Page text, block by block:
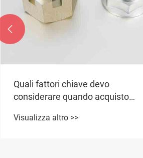
Quali fattori chiave devo
considerare quando acquisto
Visualizza altro >>
